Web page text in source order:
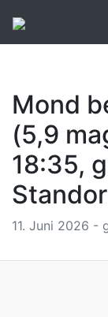
Mond
(5,9
18:35,
11. Juni 2026 -